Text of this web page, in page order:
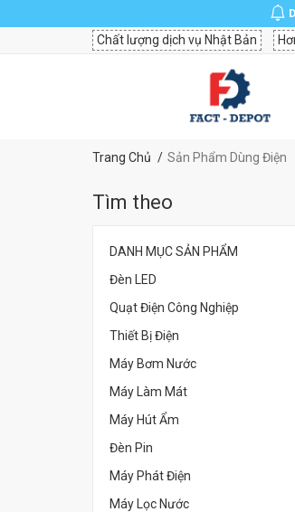
Chất lượng dịch vụ Nhật Bản
Trang Chủ Sản Phẩm Dùng Điện
Tìm theo
DANH MỤC SẢN PHẨM
Đèn LED
Quạt Điện Công Nghiệp
Thiết Bị Điện
Máy Bơm Nước
Máy Làm Mát
Máy Hút Ẩm
Đèn Pin
Máy Phát Điện
Máy Lọc Nước